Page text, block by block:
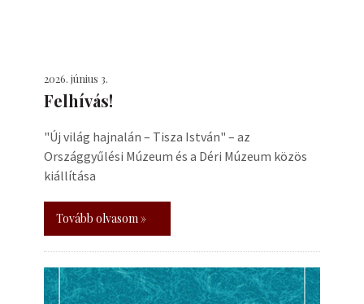
2026. június 3.
Felhívás!
"Új világ hajnalán – Tisza István" – az
Országgyűlési Múzeum és a Déri Múzeum közös
kiállítása
Tovább olvasom »